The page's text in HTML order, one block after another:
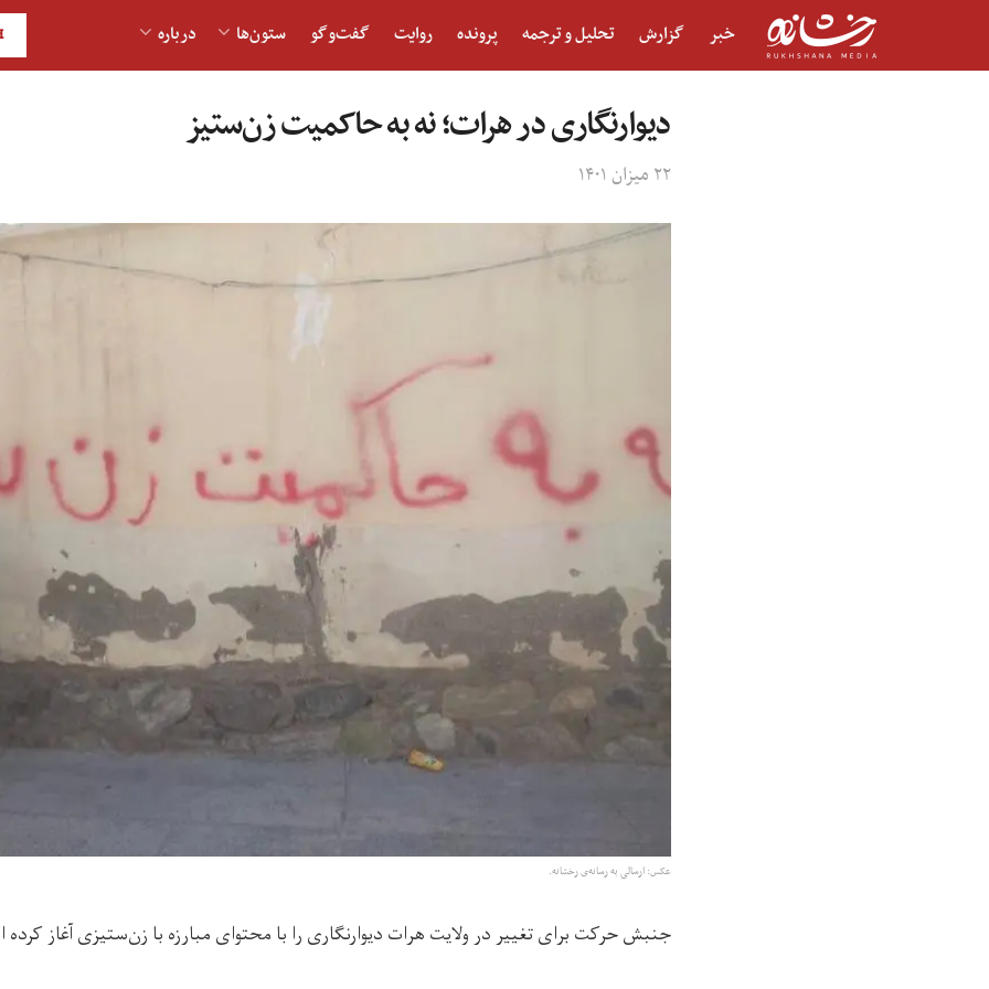
خبر گزارش تحلیل و ترجمه پرونده روایت گفت‌و‎گو ستون‌ها درباره
دیوارنگاری در هرات؛ نه به حاکمیت زن‌ستیز
۲۲ میزان ۱۴۰۱
عکس: ارسالی به رسانه‌ی رخشانه.
جنبش حرکت برای تغییر در ولایت هرات دیوارنگاری را با محتوای مبارزه با زن‌ستیزی آغاز